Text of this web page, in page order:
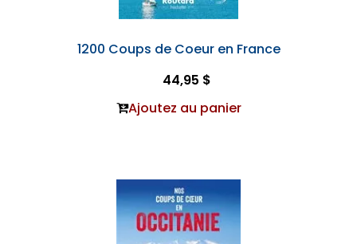
1200 Coups de Coeur en France
44,95 $
Ajoutez au panier